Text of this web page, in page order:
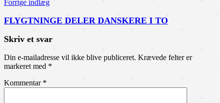
Forrige indlæg
FLYGTNINGE DELER DANSKERE I TO
Skriv et svar
Din e-mailadresse vil ikke blive publiceret. Krævede felter er
markeret med *
Kommentar *